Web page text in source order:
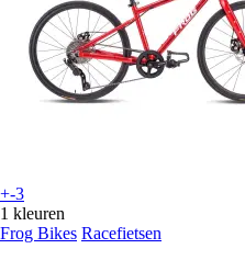
+-3
1 kleuren
Frog Bikes Racefietsen